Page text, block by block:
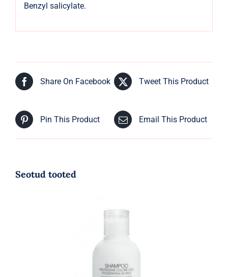
Benzyl salicylate.
Share On Facebook Tweet This Product
Pin This Product Email This Product
Seotud tooted